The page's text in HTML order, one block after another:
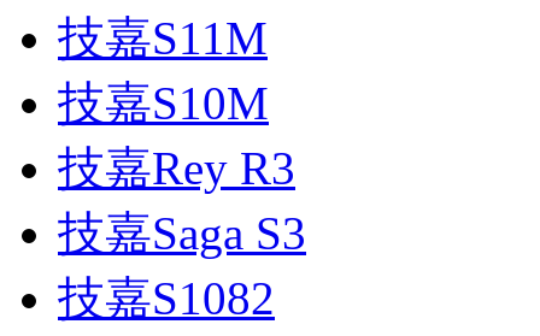
技嘉S11M
技嘉S10M
技嘉Rey R3
技嘉Saga S3
技嘉S1082